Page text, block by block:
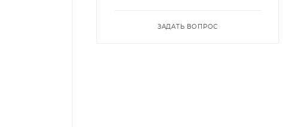
ЗАДАТЬ ВОПРОС